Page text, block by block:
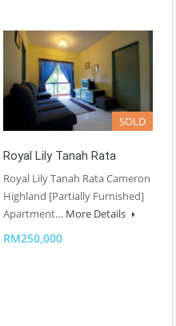
SOLD
Royal Lily Tanah Rata
Royal Lily Tanah Rata Cameron
Highland [Partially Furnished]
Apartment… More Details
RM250,000